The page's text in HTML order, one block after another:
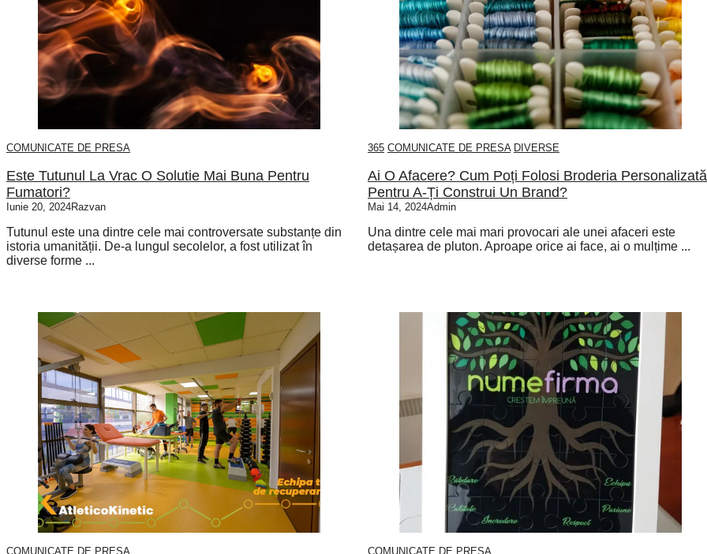
COMUNICATE DE PRESA
Este Tutunul La Vrac O Solutie Mai Buna Pentru
Fumatori?
Iunie 20, 2024Razvan
Tutunul este una dintre cele mai controversate substanțe din
istoria umanității. De-a lungul secolelor, a fost utilizat în
diverse forme ...
365 COMUNICATE DE PRESA DIVERSE
Ai O Afacere? Cum Poți Folosi Broderia Personalizată
Pentru A-Ți Construi Un Brand?
Mai 14, 2024Admin
Una dintre cele mai mari provocari ale unei afaceri este
detașarea de pluton. Aproape orice ai face, ai o mulțime ...
COMUNICATE DE PRESA COMUNICATE DE PRESA